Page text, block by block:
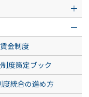
金制度
度策定ブック
度統合の進め方